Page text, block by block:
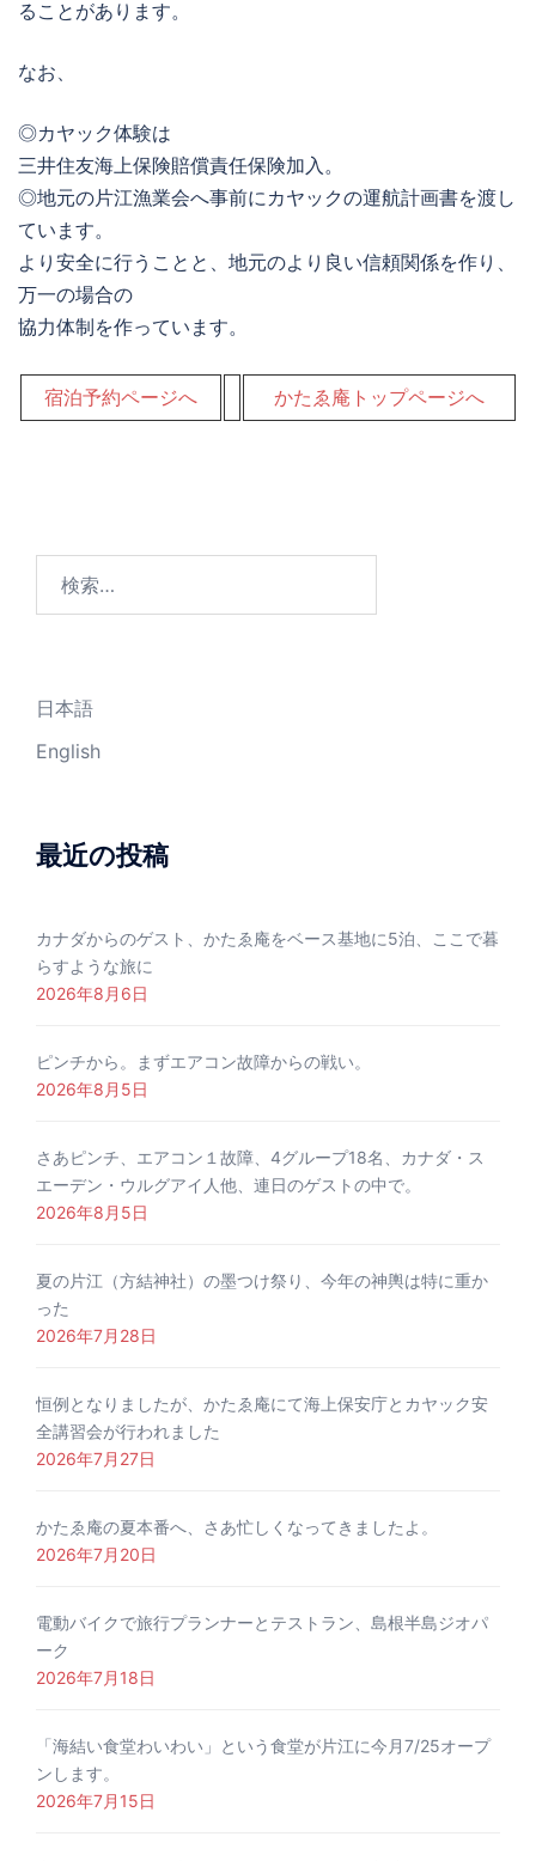
ることがあります。
なお、
◎カヤック体験は
三井住友海上保険賠償責任保険加入。
◎地元の片江漁業会へ事前にカヤックの運航計画書を渡し
ています。
より安全に行うことと、地元のより良い信頼関係を作り、
万一の場合の
協力体制を作っています。
宿泊予約ページへ かたゑ庵トップページへ
日本語
English
最近の投稿
カナダからのゲスト、かたゑ庵をベース基地に5泊、ここで暮
らすような旅に
2026年8月6日
ピンチから。まずエアコン故障からの戦い。
2026年8月5日
さあピンチ、エアコン１故障、4グループ18名、カナダ・ス
エーデン・ウルグアイ人他、連日のゲストの中で。
2026年8月5日
夏の片江（方結神社）の墨つけ祭り、今年の神輿は特に重か
った
2026年7月28日
恒例となりましたが、かたゑ庵にて海上保安庁とカヤック安
全講習会が行われました
2026年7月27日
かたゑ庵の夏本番へ、さあ忙しくなってきましたよ。
2026年7月20日
電動バイクで旅行プランナーとテストラン、島根半島ジオパ
ーク
2026年7月18日
「海結い食堂わいわい」という食堂が片江に今月7/25オープ
ンします。
2026年7月15日